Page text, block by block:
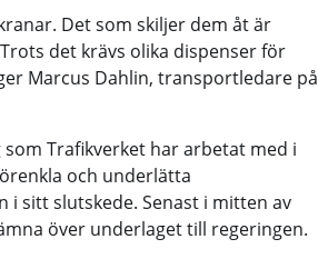
Det som skiljer dem åt är
det krävs olika dispenser för
Marcus Dahlin, transportledare på
Trafikverket har arbetat med i
och underlätta
i sitt slutskede. Senast i mitten av
över underlaget till regeringen.